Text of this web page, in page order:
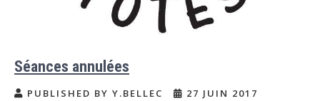
Séances annulées
PUBLISHED BY Y.BELLEC 27 JUIN 2017